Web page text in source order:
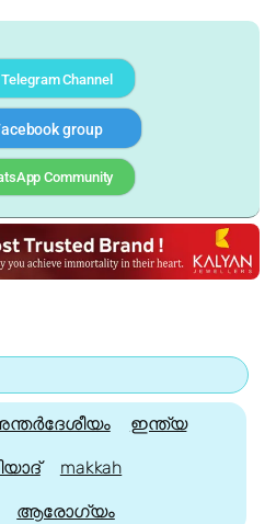
Channel
group
Community
ഇന്ത്യ
makkah
ആരോഗ്യം